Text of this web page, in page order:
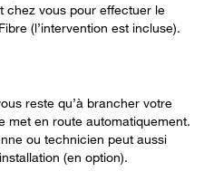
chez vous pour effectuer le
(l’intervention est incluse).
reste qu’à brancher votre
met en route automatiquement.
ou technicien peut aussi
(en option).